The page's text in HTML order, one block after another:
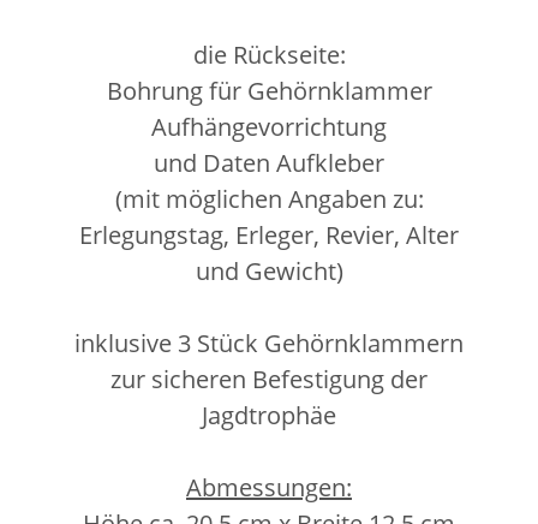
die Rückseite:
Bohrung für Gehörnklammer
Aufhängevorrichtung
und Daten Aufkleber
(mit möglichen Angaben zu:
Erlegungstag, Erleger, Revier, Alter
und Gewicht)
inklusive 3 Stück Gehörnklammern
zur sicheren Befestigung der
Jagdtrophäe
Abmessungen: